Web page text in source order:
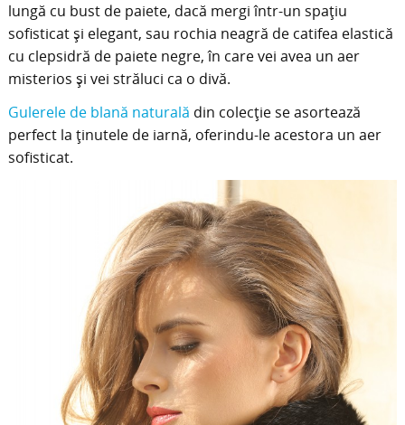
lungă cu bust de paiete, dacă mergi într-un spațiu
sofisticat și elegant, sau rochia neagră de catifea elastică
cu clepsidră de paiete negre, în care vei avea un aer
misterios și vei străluci ca o divă.
Gulerele de blană naturală din colecție se asortează
perfect la ținutele de iarnă, oferindu-le acestora un aer
sofisticat.